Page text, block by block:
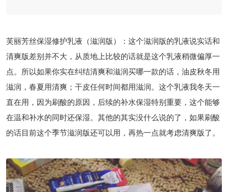
芙丽芳丝保湿修护乳液（滋润版）：这个滋润版的乳液说实话和
清爽版差别并不大，从质地上比较的话就是这个乳液稍微偏厚一
点。所以如果你实在纠结清爽和滋润买哪一款的话，油皮秋冬用
滋润，春夏用清爽；干皮任何时间都用滋润。这个乳液我冬天一
直在用，因为刷酸的原因，后续的补水保湿特别重要，这个能够
在温和补水的同时还保湿。其他的其实没什么说的了，如果刷酸
的话目前这个季节滋润版还可以用，再热一点就考虑清爽版了。